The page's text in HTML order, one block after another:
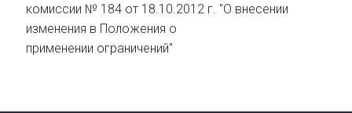
комиссии № 184 от 18.10.2012 г. "О внесении
изменения в Положения о
применении ограничений"